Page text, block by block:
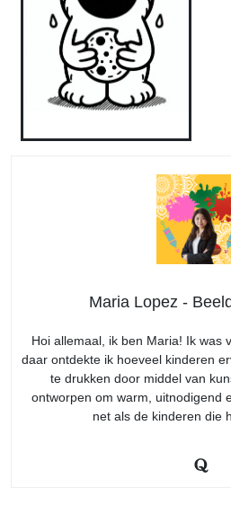
Maria Lopez -
Hoi allemaal, ik ben Maria! Ik was
daar ontdekte ik hoeveel kinderen
te drukken door middel van
ontworpen om warm, uitnodigend
net als de kinderen die